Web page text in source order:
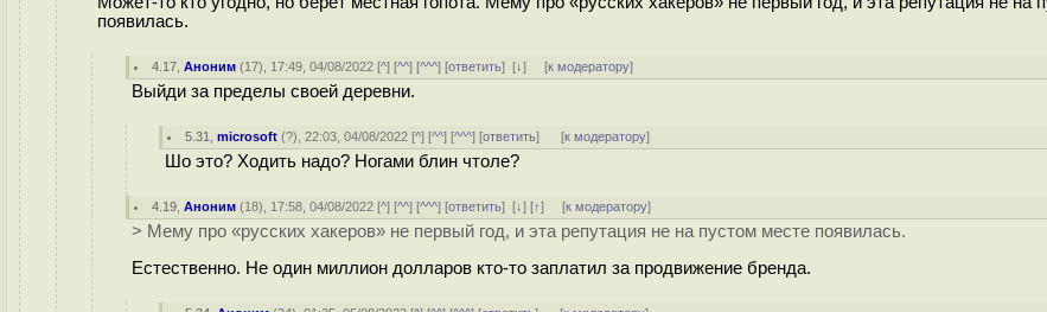
появилась.
4.17 ,Аноним (17), 17:49, 04/08/2022 [^] [^^] [^^^] [ответить][↓] [к модератору]
Выйди за пределы своей деревни.
5.31 ,microsoft (?), 22:03, 04/08/2022 [^] [^^] [^^^] [ответить] [к модератору]
Шо это? Ходить надо? Ногами блин чтоле?
4.19 ,Аноним (18), 17:58, 04/08/2022 [^] [^^] [^^^] [ответить][↓] [↑] [к модератору]
> Мему про «русских хакеров» не первый год, и эта репутация не на пустом месте появилась.
Естественно. Не один миллион долларов кто-то заплатил за продвижение бренда.